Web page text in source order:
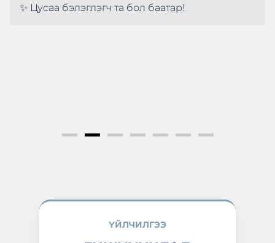
✨ Цусаа бэлэглэгч та бол баатар!
ҮЙЛЧИЛГЭЭ